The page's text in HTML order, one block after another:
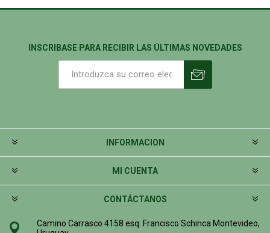
INSCRIBASE PARA RECIBIR LAS ÚLTIMAS NOVEDADES
INFORMACION
MI CUENTA
CONTÁCTANOS
Camino Carrasco 4158 esq. Francisco Schinca Montevideo,